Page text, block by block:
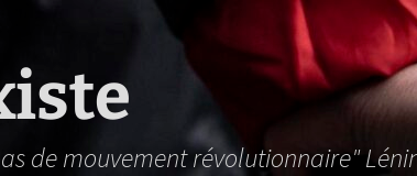
de mouvement révolutionnaire"